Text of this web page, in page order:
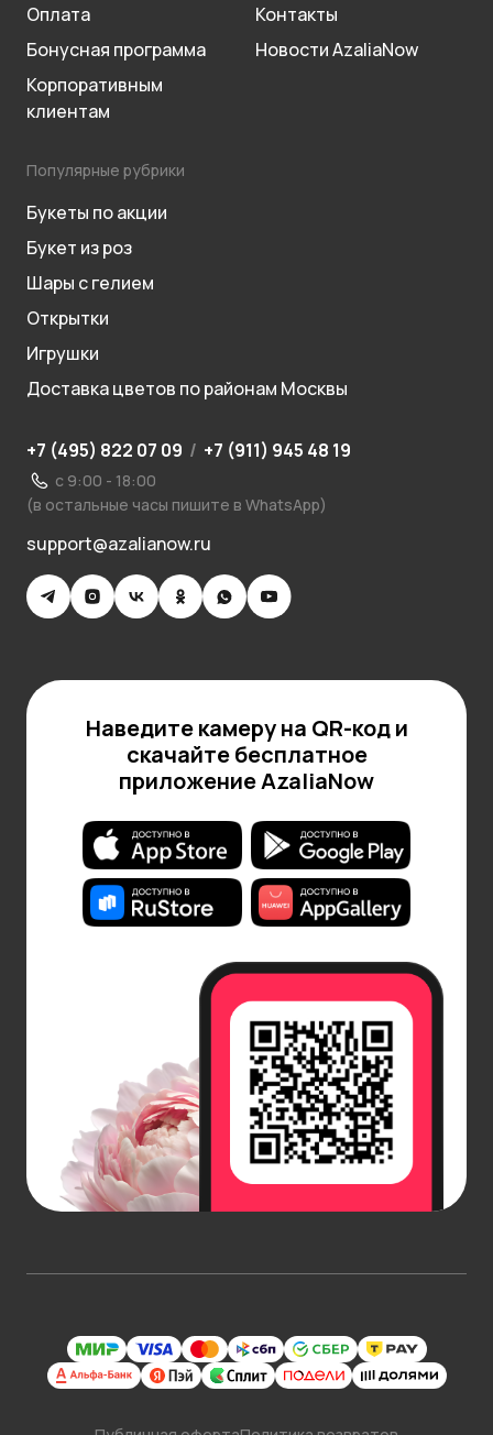
Оплата
Бонусная программа
Корпоративным
клиентам
Контакты
Новости AzaliaNow
Популярные рубрики
Букеты по акции
Букет из роз
Шары с гелием
Открытки
Игрушки
Доставка цветов по районам Москвы
+7 (495) 822 07 09 / +7 (911) 945 48 19
с 9:00 - 18:00
(в остальные часы пишите в WhatsApp)
support@azalianow.ru
Наведите камеру на QR-код и
скачайте бесплатное
приложение AzaliaNow